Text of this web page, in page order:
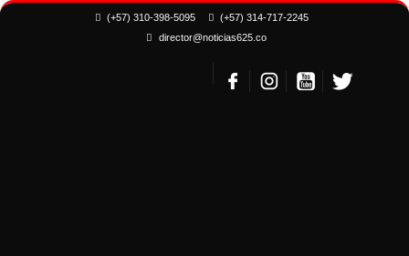
(+57) 310-398-5095
(+57) 314-717-2245
director@noticias625.co